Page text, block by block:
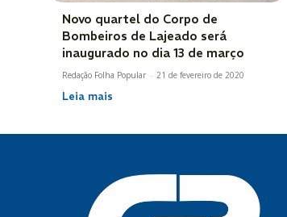
Novo quartel do Corpo de
Bombeiros de Lajeado será
inaugurado no dia 13 de março
Redação Folha Popular - 21 de fevereiro de 2020
Leia mais